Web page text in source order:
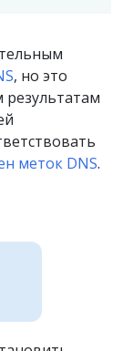
, но это
меток DNS.